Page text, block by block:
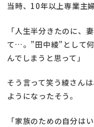
当時、10年以上専業主
「人生半分きたのに、
て…。”田中綾”として
んでしまうと思って」
そう言って笑う綾さん
ようになったそう。
「家族のための自分は